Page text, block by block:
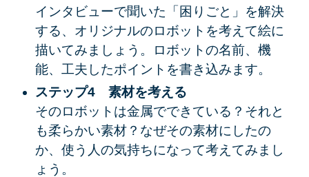
インタビューで聞いた「困りごと」を解決
する、オリジナルのロボットを考えて絵に
描いてみましょう。ロボットの名前、機
能、工夫したポイントを書き込みます。
ステップ4 素材を考える
そのロボットは金属でできている？それと
も柔らかい素材？なぜその素材にしたの
か、使う人の気持ちになって考えてみまし
ょう。